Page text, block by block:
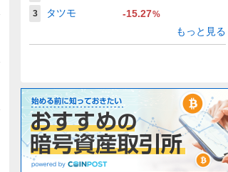
3
タツモ -15.27%
もっと見る